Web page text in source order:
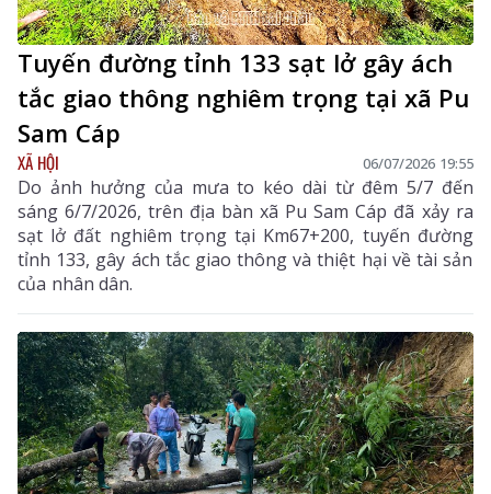
Tuyến đường tỉnh 133 sạt lở gây ách
tắc giao thông nghiêm trọng tại xã Pu
Sam Cáp
XÃ HỘI 06/07/2026 19:55
Do ảnh hưởng của mưa to kéo dài từ đêm 5/7 đến
sáng 6/7/2026, trên địa bàn xã Pu Sam Cáp đã xảy ra
sạt lở đất nghiêm trọng tại Km67+200, tuyến đường
tỉnh 133, gây ách tắc giao thông và thiệt hại về tài sản
của nhân dân.